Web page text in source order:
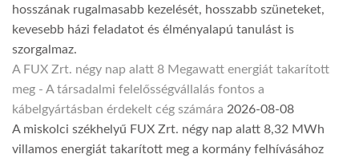
hosszának rugalmasabb kezelését, hosszabb szüneteket,
kevesebb házi feladatot és élményalapú tanulást is
szorgalmaz.
A FUX Zrt. négy nap alatt 8 Megawatt energiát takarított
meg - A társadalmi felelősségvállalás fontos a
kábelgyártásban érdekelt cég számára 2026-08-08
A miskolci székhelyű FUX Zrt. négy nap alatt 8,32 MWh
villamos energiát takarított meg a kormány felhívásához